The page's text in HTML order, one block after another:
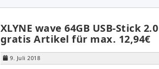
XLYNE wave 64GB USB-Stick
gratis Artikel für max. 12,94€
9. Juli 2018